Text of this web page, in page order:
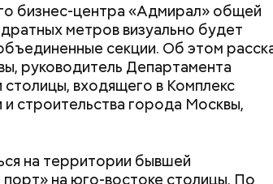
бизнес-центра «Адмирал» общей
метров визуально будет
секции. Об этом
руководитель Департамента
входящего в Комплекс
строительства города Москвы,
на территории бывшей
на юго-востоке столицы. По
с хорошо развитой социальной и
В пешей доступности находятся
Покровской линии, а также
дома и
Как получить до 100
рублей от государства
трудной ситуации: кто
документы